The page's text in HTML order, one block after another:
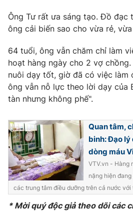
Photo
Video
VTV Money VTV
VTV Sức khoẻ
Thị trường 24h Tấm
VTV4
VTV9 VTV8
Ông Tư rất ưa sáng tạo. Đồ đạc
ông cải biến sao cho vừa rẻ,
64 tuổi, ông vẫn chăm chỉ làm
hoạt hàng ngày cho 2 vợ
nuôi dạy tốt, giờ đã có việc làm
ông vẫn nỗ lực theo lời dạy của
tàn nhưng không phế".
Quan tâm,
binh: Đạo
dòng máu
VTV.vn - Hàng
nặng hiện
các trung tâm điều dưỡng trên cả nước
* Mời quý độc giả theo dõi các